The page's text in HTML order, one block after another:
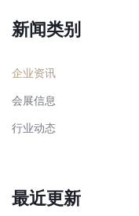
新闻类别
企业资讯
会展信息
行业动态
最近更新